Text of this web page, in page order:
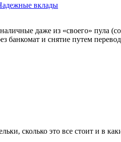
вклады
даже из «своего» пула
банкомат и снятие путем
сколько это все стоит и в